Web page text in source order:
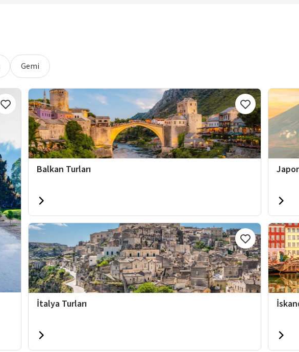
Gemi
Balkan Turları
İtalya Turları